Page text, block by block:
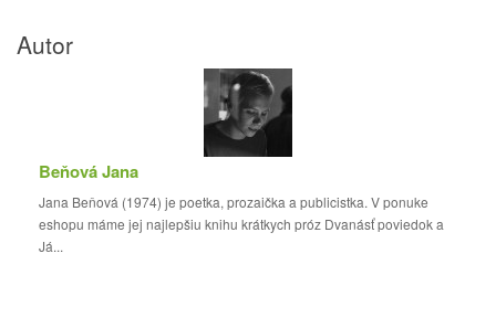
Autor
Beňová Jana
Jana Beňová (1974) je poetka, prozaička a publicistka. V ponuke
eshopu máme jej najlepšiu knihu krátkych próz Dvanásť poviedok a
Já...